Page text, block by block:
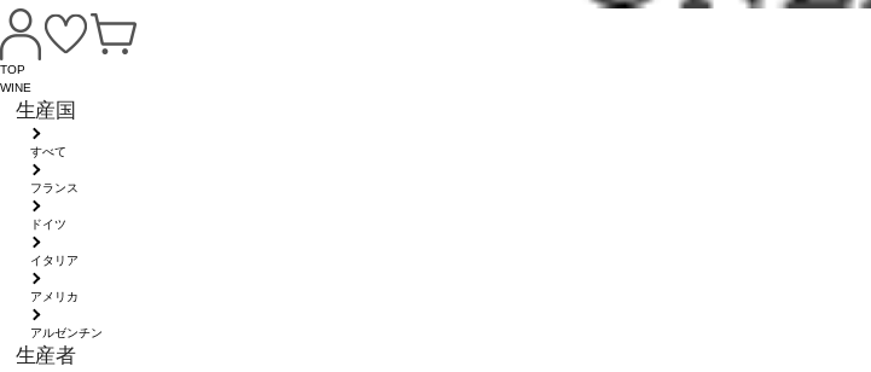
TOP
WINE
生産国
すべて
フランス
ドイツ
イタリア
アメリカ
アルゼンチン
生産者